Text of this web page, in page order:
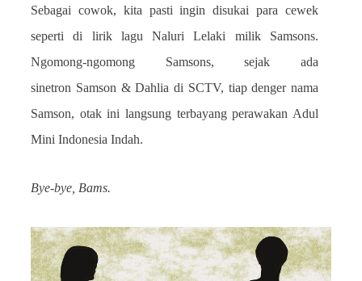
langsung percaya dan...
Sebagai cowok, kita pasti ingin disukai para cewek
seperti di lirik lagu Naluri Lelaki milik Samsons.
Ngomong-ngomong Samsons, sejak ada
sinetron Samson & Dahlia di SCTV, tiap denger nama
Samson, otak ini langsung terbayang perawakan Adul
Mini Indonesia Indah.
Bye-bye, Bams.